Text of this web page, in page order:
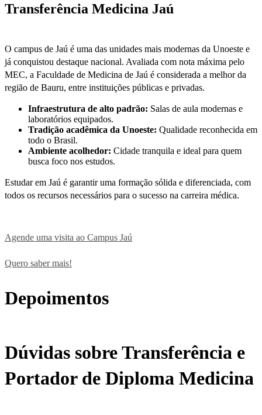
Transferência Medicina Jaú
O campus de Jaú é uma das unidades mais modernas da Unoeste e
já conquistou destaque nacional. Avaliada com nota máxima pelo
MEC, a Faculdade de Medicina de Jaú é considerada a melhor da
região de Bauru, entre instituições públicas e privadas.
Infraestrutura de alto padrão: Salas de aula modernas e
laboratórios equipados.
Tradição acadêmica da Unoeste: Qualidade reconhecida em
todo o Brasil.
Ambiente acolhedor: Cidade tranquila e ideal para quem
busca foco nos estudos.
Estudar em Jaú é garantir uma formação sólida e diferenciada, com
todos os recursos necessários para o sucesso na carreira médica.
Agende uma visita ao Campus Jaú
Quero saber mais!
Depoimentos
Dúvidas sobre Transferência e
Portador de Diploma Medicina